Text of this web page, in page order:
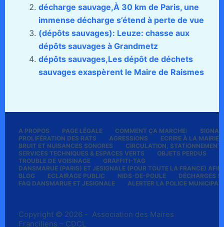
décharge sauvage,À 30 km de Paris, une
immense décharge s’étend à perte de vue
(dépôts sauvages): Leuze: chasse aux
dépôts sauvages à Grandmetz
dépôts sauvages,Les dépôt de déchets
sauvages exaspèrent le Maire de Raismes
A PROPOS PAGE LÉGALE COMMENT ÇA MARCHE:
PROLIFÉRATION DES RATS
AGRESSIONS
ECRIRE À LA MAIRIE
BRUIT ET NUISANCES SONORES
CIRCULATION, STATIONNEMENT
SERVICES TECHNIQUES & ESPACES VERTS
OBJETS PERDUS
TROUBLE DE VOISINAGE
GRAFFITI-TAG
DANSMARUE (PARIS) ET JESIGNALE (POUR TOUTE LA FRANCE) AFIN
BLOG
ECLAIRAGE PUBLIC NIDS-DE-POULE
DÉCHARGES
FAQ DANSMARUE ET JESIGNALE
ALERTER LA POLICE
Copyright © 2026 - Association des Maires
Franciliens – CDCL